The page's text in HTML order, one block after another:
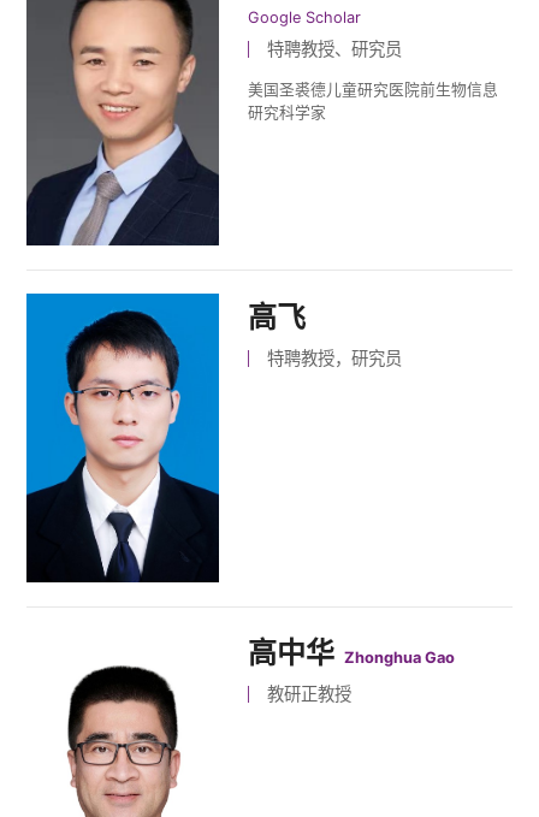
Google Scholar
特聘教授、研究员
美国圣裘德儿童研究医院前生物信息
研究科学家
高飞
特聘教授，研究员
高中华 Zhonghua Gao
教研正教授